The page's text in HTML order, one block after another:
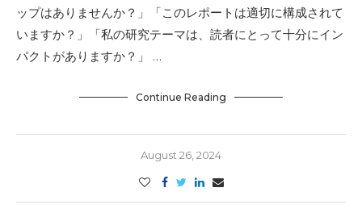
ップはありませんか？」「このレポートは適切に構成されて
いますか？」「私の研究テーマは、読者にとって十分にイン
パクトがありますか？」 …
Continue Reading
August 26, 2024